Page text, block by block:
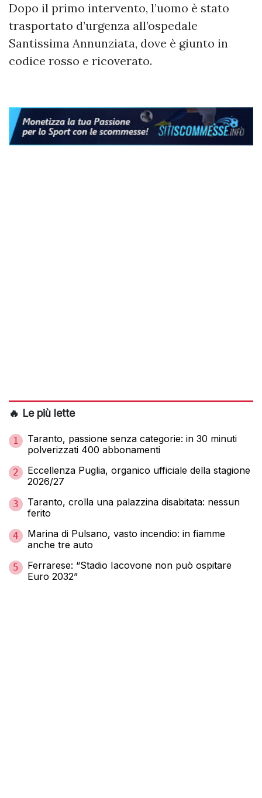
Dopo il primo intervento, l’uomo è stato
trasportato d’urgenza all’ospedale
Santissima Annunziata, dove è giunto in
codice rosso e ricoverato.
🔥 Le più lette
1
Taranto, passione senza categorie: in 30 minuti
polverizzati 400 abbonamenti
2
Eccellenza Puglia, organico ufficiale della stagione
2026/27
3
Taranto, crolla una palazzina disabitata: nessun
ferito
4
Marina di Pulsano, vasto incendio: in fiamme
anche tre auto
5
Ferrarese: “Stadio Iacovone non può ospitare
Euro 2032”